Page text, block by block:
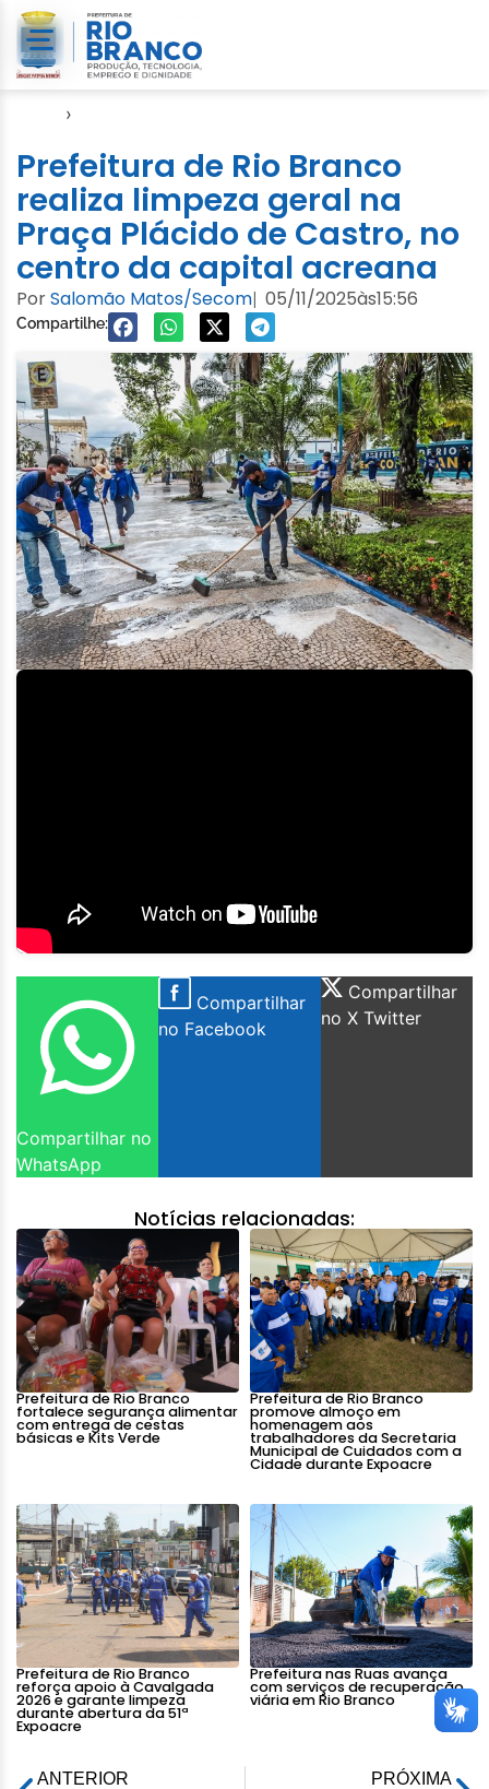
›
Prefeitura de Rio Branco
realiza limpeza geral na
Praça Plácido de Castro, no
centro da capital acreana
PorSalomão Matos/Secom| 05/11/2025às15:56
Compartilhe:
Compartilhar no
WhatsApp
Compartilhar
no Facebook
Compartilhar
no X Twitter
Notícias relacionadas:
Prefeitura de Rio Branco
fortalece segurança alimentar
com entrega de cestas
básicas e Kits Verde
Prefeitura de Rio Branco
promove almoço em
homenagem aos
trabalhadores da Secretaria
Municipal de Cuidados com a
Cidade durante Expoacre
Prefeitura de Rio Branco
reforça apoio à Cavalgada
2026 e garante limpeza
durante abertura da 51ª
Expoacre
Prefeitura nas Ruas avança
com serviços de recuperação
viária em Rio Branco
ANTERIOR
PRÓXIMA